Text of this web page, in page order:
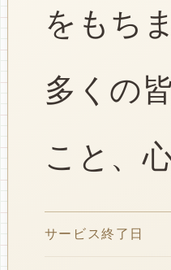
をもち
多くの
こと、
サービス終了日